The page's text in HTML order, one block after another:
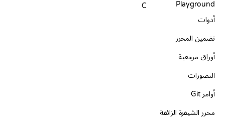
Playground
أدوات
تضمين المحرر
أوراق مرجعية
التصورات
أوامر Git
محرر الشيفرة الزائفة
C